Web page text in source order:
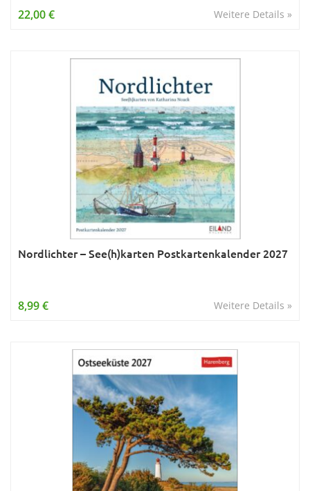
Weitere Details »
22,00 €
Nordlichter – See(h)karten Postkartenkalender 2027
Weitere Details »
8,99 €